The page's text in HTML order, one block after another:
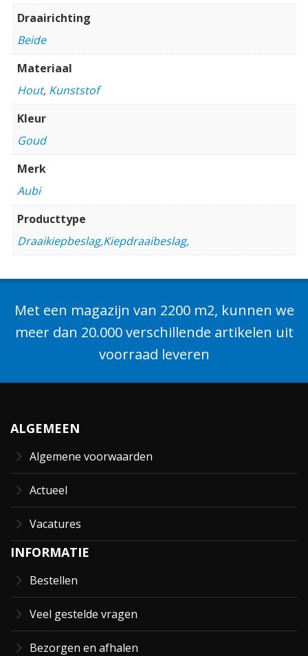
Draairichting
Beide
Materiaal
Hout, Kunststof
Kleur
Goud
Merk
Aubi
Producttype
Draaikiepbeslag,Kiepdraaibeslag,
Met een magazijn van 2200 m2, kunnen we
meer dan 20.000 verschillende artikelen uit
voorraad leveren
ALGEMEEN
Algemene voorwaarden
Actueel
Vacatures
INFORMATIE
Bestellen
Veel gestelde vragen
Bezorgen en afhalen